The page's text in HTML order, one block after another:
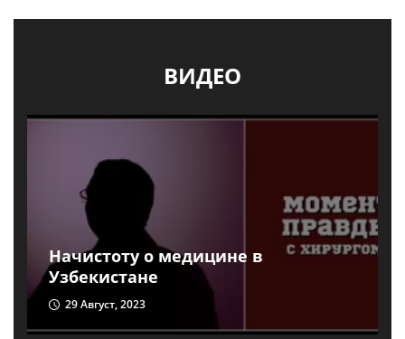
ВИДЕО
Начистоту о медицине в
Узбекистане
29 Август, 2023